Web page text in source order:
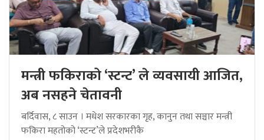
मन्त्री फकिराको ‘स्टन्ट’ ले व्यवसायी आजित,
अब नसहने चेतावनी
बर्दिवास, ८ साउन । मधेश सरकारका गृह, कानुन तथा सञ्चार मन्त्री
फकिरा महतोको ‘स्टन्ट’ले प्रदेशभरीकै